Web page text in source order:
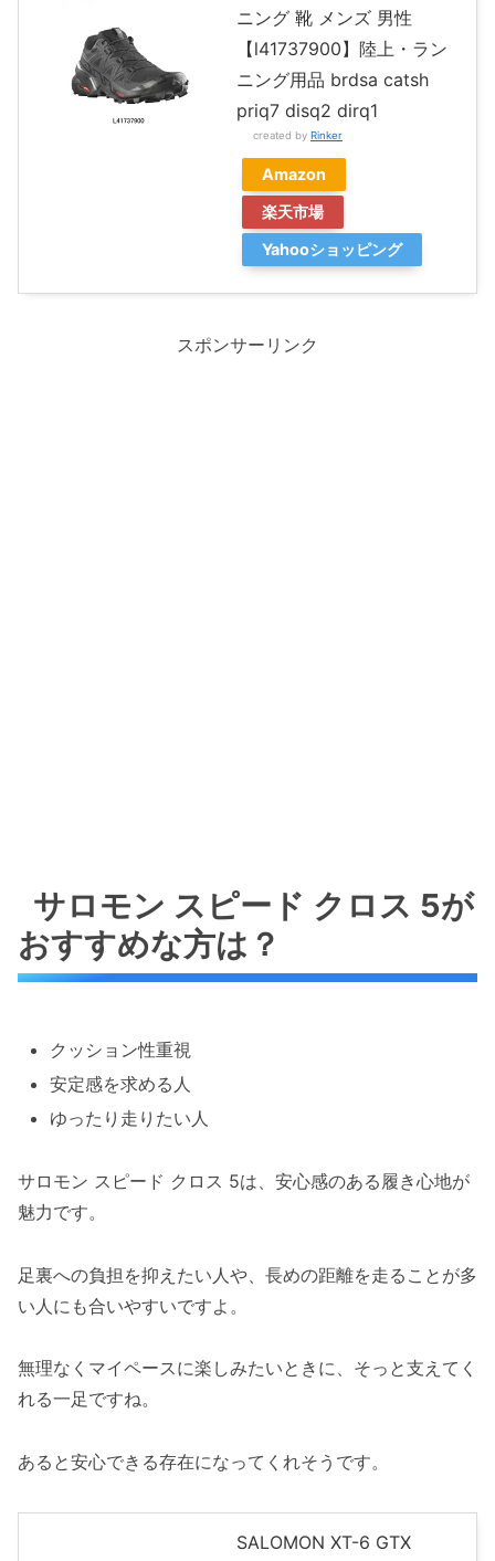
ニング 靴 メンズ 男性
【l41737900】陸上・ラン
ニング用品 brdsa catsh
priq7 disq2 dirq1
created by Rinker
Amazon
楽天市場
Yahooショッピング
スポンサーリンク
サロモン スピード クロス 5が
おすすめな方は？
クッション性重視
安定感を求める人
ゆったり走りたい人
サロモン スピード クロス 5は、安心感のある履き心地が
魅力です。
足裏への負担を抑えたい人や、長めの距離を走ることが多
い人にも合いやすいですよ。
無理なくマイペースに楽しみたいときに、そっと支えてく
れる一足ですね。
あると安心できる存在になってくれそうです。
SALOMON XT-6 GTX